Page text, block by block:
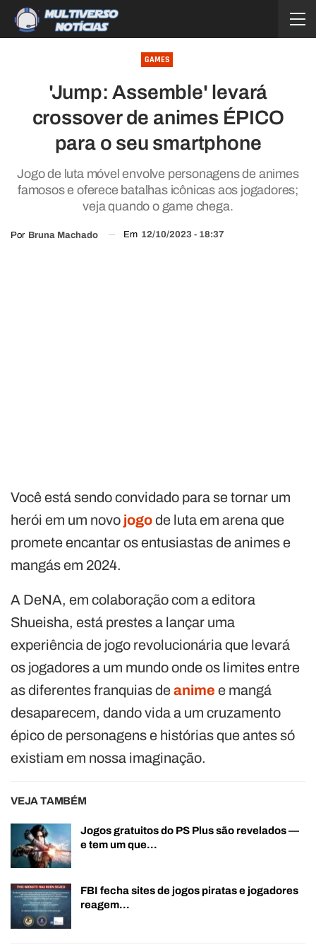
GAMES
'Jump: Assemble' levará
crossover de animes ÉPICO
para o seu smartphone
Jogo de luta móvel envolve personagens de animes
famosos e oferece batalhas icônicas aos jogadores;
veja quando o game chega.
Por Bruna Machado Em 12/10/2023 - 18:37
Você está sendo convidado para se tornar um
herói em um novo jogode luta em arena que
promete encantar os entusiastas de animes e
mangás em 2024.
A DeNA, em colaboração com a editora
Shueisha, está prestes a lançar uma
experiência de jogo revolucionária que levará
os jogadores a um mundo onde os limites entre
as diferentes franquias deanime e mangá
desaparecem, dando vida a um cruzamento
épico de personagens e histórias que antes só
existiam em nossa imaginação.
VEJA TAMBÉM
Jogos gratuitos do PS Plus são revelados —
e tem um que…
FBI fecha sites de jogos piratas e jogadores
reagem…